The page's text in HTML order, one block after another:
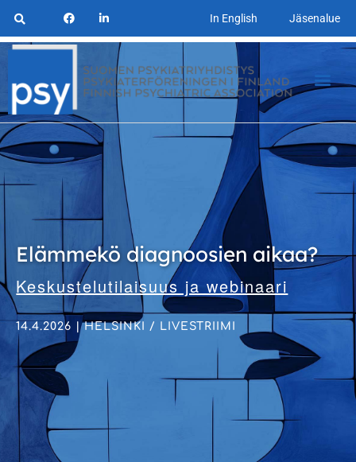
In English Jäsenalue
Elämmekö diagnoosien aikaa?
Keskustelutilaisuus ja webinaari
14.4.2026 | HELSINKI / LIVESTRIIMI